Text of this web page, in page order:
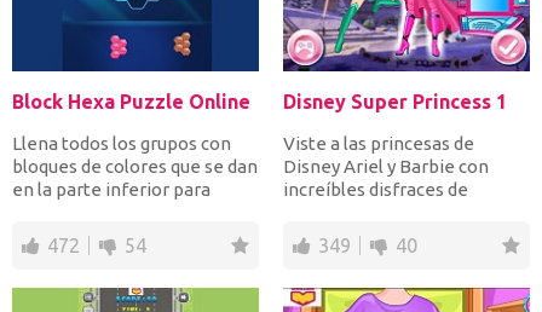
Block Hexa Puzzle Online
Llena todos los grupos con
bloques de colores que se dan
en la parte inferior para
472 54
Disney Super Princess 1
Viste a las princesas de
Disney Ariel y Barbie con
increíbles disfraces de
complementa...
349 40